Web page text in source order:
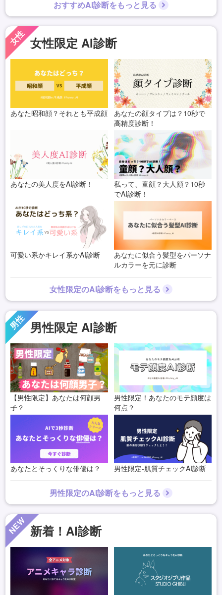
おすすめAI診断をもっと見る
女性 女性限定 AI診断
あなた昭和顔？それとも平成顔
あなたの顔タイプは？10秒で
高精度診断！
あなたの美人度をAI診断！
私って、童顔？大人顔？10秒
でAI診断！
可愛い系かキレイ系かAI診断
あなたに似合う髪型をパーソナ
ルカラーを元に診断
女性限定のAI診断をもっと見る
男性 男性限定 AI診断
【男性限定】あなたは何顔男
子？
男性限定！あなたのモテ顔度は
何点？
あなたとそっくりな俳優は？ 男性限定-肌質チェックAI診断
男性限定のAI診断をもっと見る
NEW新着！AI診断